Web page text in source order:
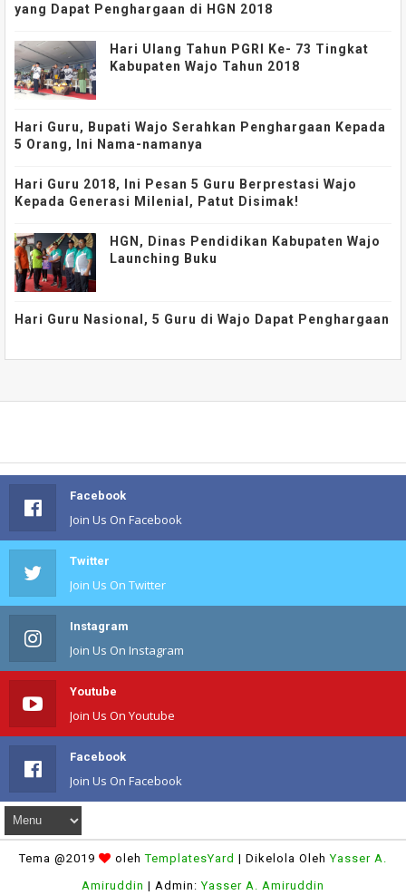
yang Dapat Penghargaan di HGN 2018
Hari Ulang Tahun PGRI Ke- 73 Tingkat
Kabupaten Wajo Tahun 2018
Hari Guru, Bupati Wajo Serahkan Penghargaan Kepada
5 Orang, Ini Nama-namanya
Hari Guru 2018, Ini Pesan 5 Guru Berprestasi Wajo
Kepada Generasi Milenial, Patut Disimak!
HGN, Dinas Pendidikan Kabupaten Wajo
Launching Buku
Hari Guru Nasional, 5 Guru di Wajo Dapat Penghargaan
Facebook
Join Us On Facebook
Twitter
Join Us On Twitter
Instagram
Join Us On Instagram
Youtube
Join Us On Youtube
Facebook
Join Us On Facebook
Tema @2019 olehTemplatesYard | Dikelola OlehYasser A.
Amiruddin | Admin:Yasser A. Amiruddin